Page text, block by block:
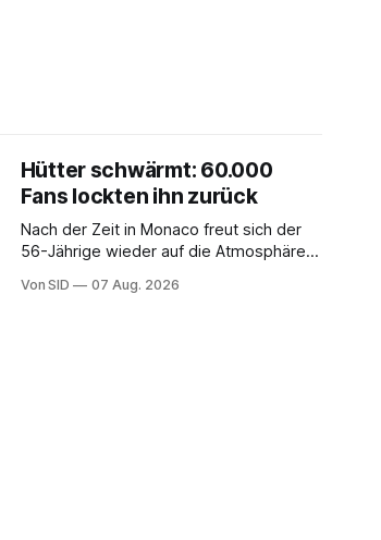
Hütter schwärmt: 60.000
Fans lockten ihn zurück
Nach der Zeit in Monaco freut sich der
56-Jährige wieder auf die Atmosphäre in
Von SID 07 Aug. 2026